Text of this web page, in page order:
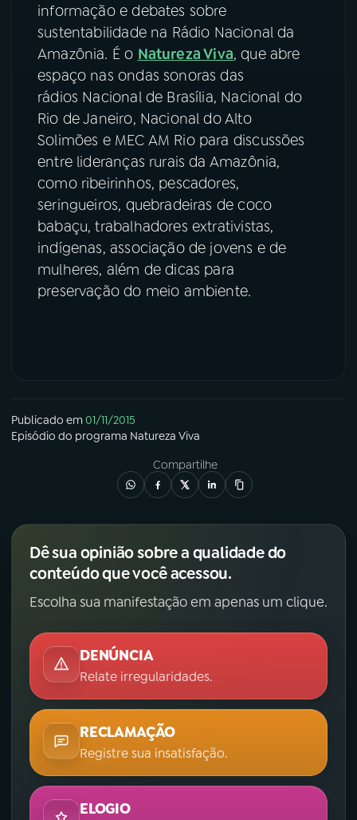
informação e debates sobre
sustentabilidade na Rádio Nacional da
Amazônia. É o Natureza Viva, que abre
espaço nas ondas sonoras das
rádios Nacional de Brasília, Nacional do
Rio de Janeiro, Nacional do Alto
Solimões e MEC AM Rio para discussões
entre lideranças rurais da Amazônia,
como ribeirinhos, pescadores,
seringueiros, quebradeiras de coco
babaçu, trabalhadores extrativistas,
indígenas, associação de jovens e de
mulheres, além de dicas para
preservação do meio ambiente.
Publicado em01/11/2015
Episódio do programa Natureza Viva
Compartilhe
Dê sua opinião sobre a qualidade do
conteúdo que você acessou.
Escolha sua manifestação em apenas um clique.
DENÚNCIA
Relate irregularidades.
RECLAMAÇÃO
Registre sua insatisfação.
ELOGIO